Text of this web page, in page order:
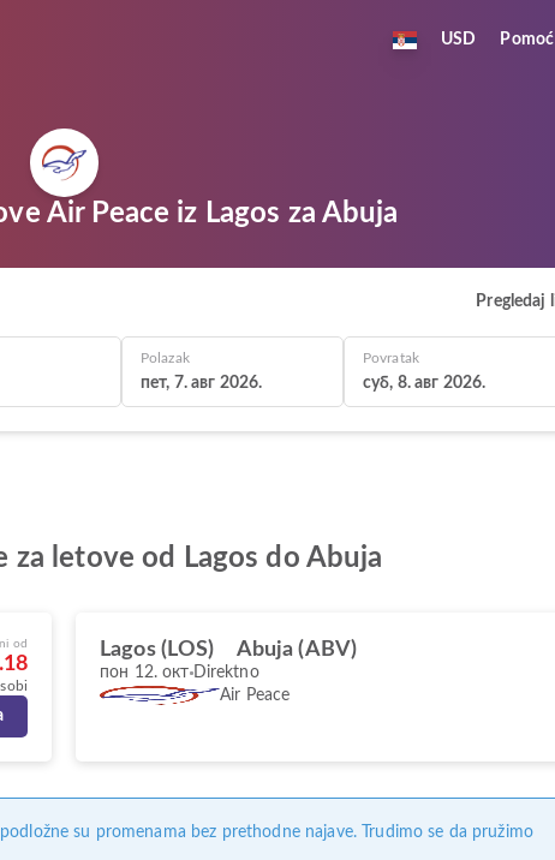
USD Pomoć
Air Peace iz Lagos za Abuja
Pregledaj
Polazak
пет, 7. авг 2026.
Povratak
суб, 8. авг 2026.
za letove od Lagos do Abuja
od Lagos (LOS) Abuja (ABV)
пон 12. окт Direktno
Air Peace
su promenama bez prethodne najave. Trudimo se da pružimo